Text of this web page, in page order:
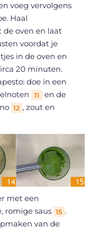
voeg vervolgens
Haal
de oven en laat
voordat je
in de oven en
20 minuten.
doe in een
11
en de
12 , zout en
met een
romige saus 15 .
van de